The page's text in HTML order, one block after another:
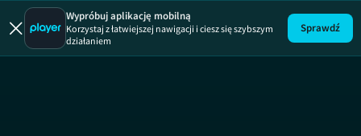
Wypróbuj aplikację mobilną
Korzystaj z łatwiejszej nawigacji i ciesz się szybszym
działaniem
Sprawdź